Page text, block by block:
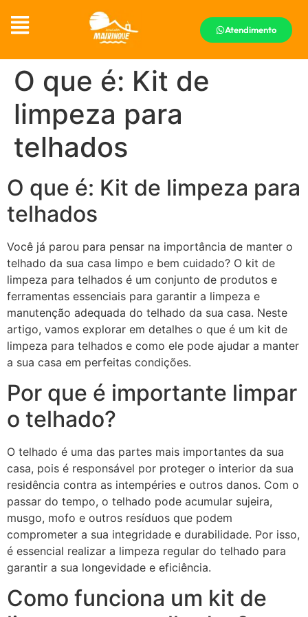
Atendimento
O que é: Kit de
limpeza para
telhados
O que é: Kit de limpeza para
telhados
Você já parou para pensar na importância de manter o
telhado da sua casa limpo e bem cuidado? O kit de
limpeza para telhados é um conjunto de produtos e
ferramentas essenciais para garantir a limpeza e
manutenção adequada do telhado da sua casa. Neste
artigo, vamos explorar em detalhes o que é um kit de
limpeza para telhados e como ele pode ajudar a manter
a sua casa em perfeitas condições.
Por que é importante limpar
o telhado?
O telhado é uma das partes mais importantes da sua
casa, pois é responsável por proteger o interior da sua
residência contra as intempéries e outros danos. Com o
passar do tempo, o telhado pode acumular sujeira,
musgo, mofo e outros resíduos que podem
comprometer a sua integridade e durabilidade. Por isso,
é essencial realizar a limpeza regular do telhado para
garantir a sua longevidade e eficiência.
Como funciona um kit de